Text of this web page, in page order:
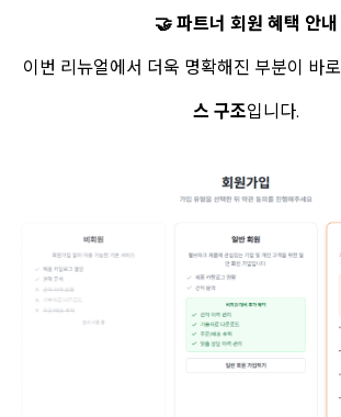
🤝 파트너 회원 혜택 안내
이번 리뉴얼에서 더욱 명확해진 부분이 바로
스 구조입니다.